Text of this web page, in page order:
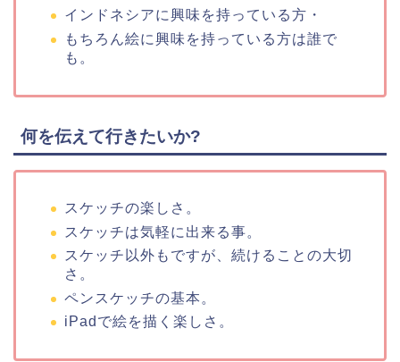
インドネシアに興味を持っている方・
もちろん絵に興味を持っている方は誰で
も。
何を伝えて行きたいか?
スケッチの楽しさ。
スケッチは気軽に出来る事。
スケッチ以外もですが、続けることの大切
さ。
ペンスケッチの基本。
iPadで絵を描く楽しさ。